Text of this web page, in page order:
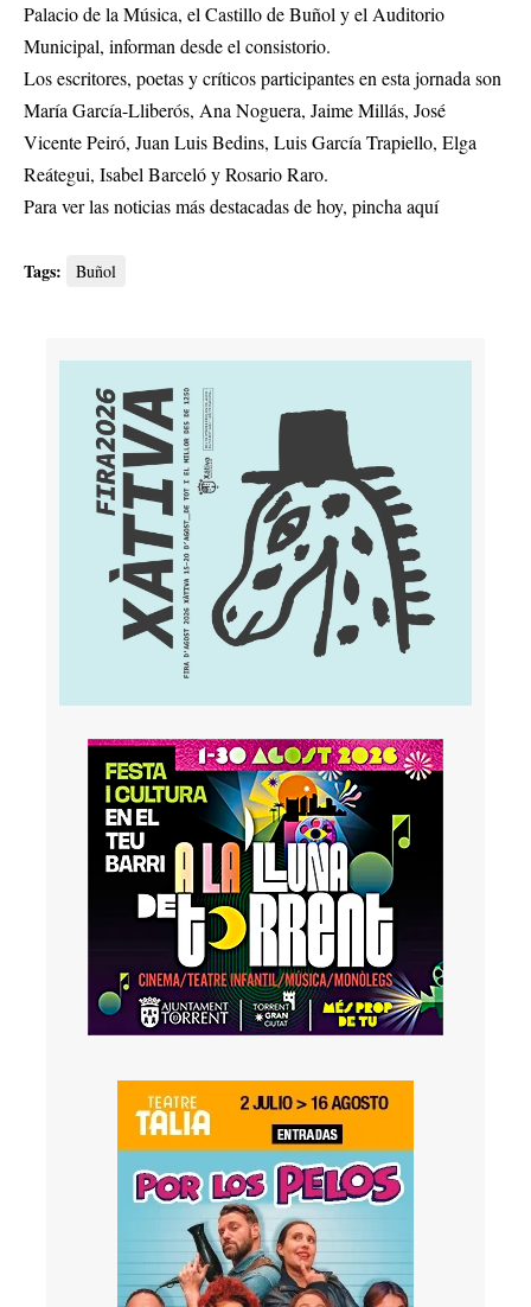
Palacio de la Música, el Castillo de Buñol y el Auditorio
Municipal, informan desde el consistorio.
Los escritores, poetas y críticos participantes en esta jornada son
María García-Lliberós, Ana Noguera, Jaime Millás, José
Vicente Peiró, Juan Luis Bedins, Luis García Trapiello, Elga
Reátegui, Isabel Barceló y Rosario Raro.
Para ver las noticias más destacadas de hoy, pincha aquí
Tags: Buñol